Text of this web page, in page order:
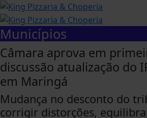
Municípios
Câmara aprova em
discussão atualização do
em Maringá
Mudança no desconto do
corrigir distorções,